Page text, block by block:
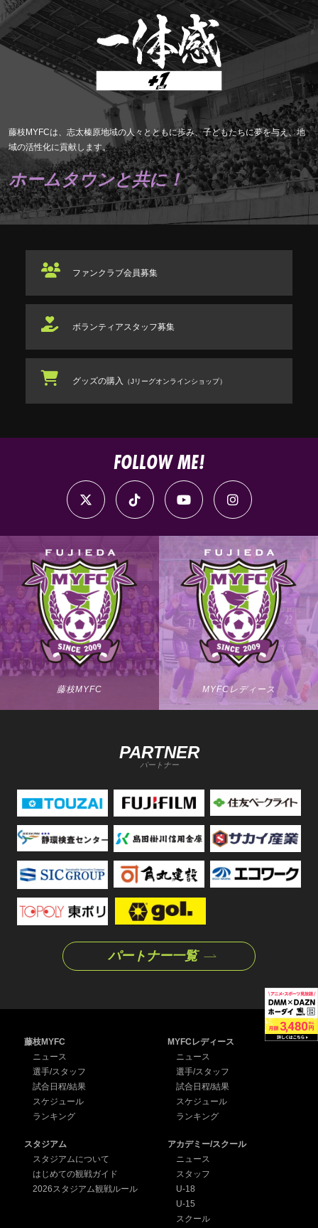
藤枝MYFCは、志太榛原地域の人々とともに歩み、子どもたちに夢を与え、地
域の活性化に貢献します。
ホームタウンと共に！
ファンクラブ会員募集
ボランティアスタッフ募集
グッズの購入 （Jリーグオンラインショップ）
FOLLOW ME!
藤枝MYFC MYFCレディース
PARTNER
パートナー
パートナー一覧
藤枝MYFC
ニュース
選手/スタッフ
試合日程/結果
スケジュール
ランキング
MYFCレディース
ニュース
選手/スタッフ
試合日程/結果
スケジュール
ランキング
スタジアム
スタジアムについて
はじめての観戦ガイド
2026スタジアム観戦ルール
アカデミー/スクール
ニュース
スタッフ
U-18
U-15
スクール